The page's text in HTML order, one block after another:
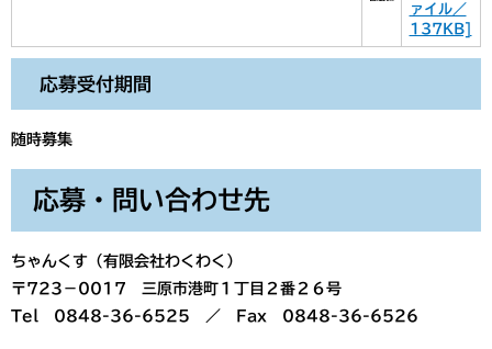
ァイル／
137KB]
応募受付期間
随時募集
応募・問い合わせ先
ちゃんくす（有限会社わくわく）
〒723－0017 三原市港町１丁目２番２６号
Tel 0848-36-6525 ／ Fax 0848-36-6526